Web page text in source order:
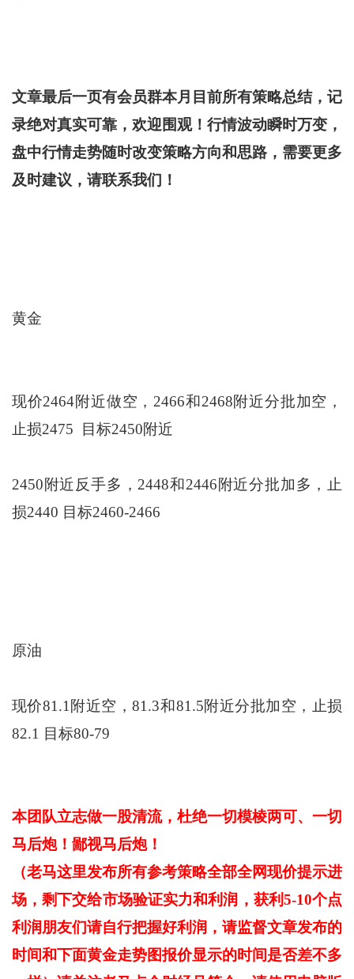
文章最后一页有会员群本月目前所有策略总结，记
录绝对真实可靠，欢迎围观！行情波动瞬时万变，
盘中行情走势随时改变策略方向和思路，需要更多
及时建议，请联系我们！
黄金
现价2464附近做空，2466和2468附近分批加空，
止损2475 目标2450附近
2450附近反手多，2448和2446附近分批加多，止
损2440 目标2460-2466
原油
现价81.1附近空，81.3和81.5附近分批加空，止损
82.1 目标80-79
本团队立志做一股清流，杜绝一切模棱两可、一切
马后炮！鄙视马后炮！
（老马这里发布所有参考策略全部全网现价提示进
场，剩下交给市场验证实力和利润，获利5-10个点
利润朋友们请自行把握好利润，请监督文章发布的
时间和下面黄金走势图报价显示的时间是否差不多